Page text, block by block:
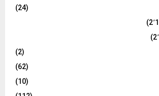
(24)
(2)
(62)
(10)